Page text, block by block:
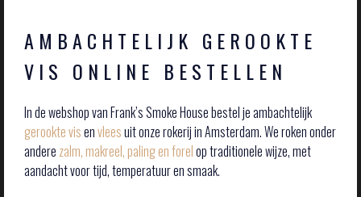
AMBACHTELIJK GEROOKTE
VIS ONLINE BESTELLEN
In de webshop van Frank’s Smoke House bestel je ambachtelijk
gerookte visenvleesuit onze rokerij in Amsterdam. We roken onder
andere zalm, makreel, paling en forelop traditionele wijze, met
aandacht voor tijd, temperatuur en smaak.